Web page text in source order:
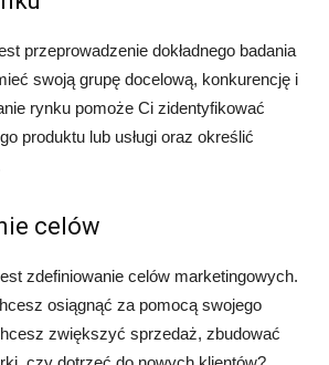
przeprowadzenie dokładnego badania
swoją grupę docelową, konkurencję i
rynku pomoże Ci zidentyfikować
produktu lub usługi oraz określić
celów
zdefiniowanie celów marketingowych.
osiągnąć za pomocą swojego
zwiększyć sprzedaż, zbudować